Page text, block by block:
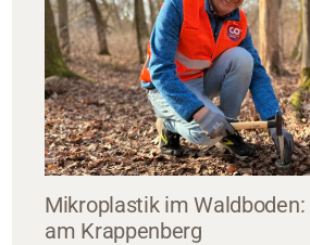
Mikroplastik im Waldboden:
am Krappenberg